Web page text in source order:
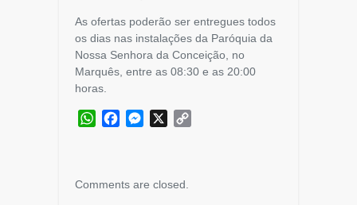
As ofertas poderão ser entregues todos
os dias nas instalações da Paróquia da
Nossa Senhora da Conceição, no
Marquês, entre as 08:30 e as 20:00
horas.
WhatsApp
FacebookMessenger
Comments are closed.